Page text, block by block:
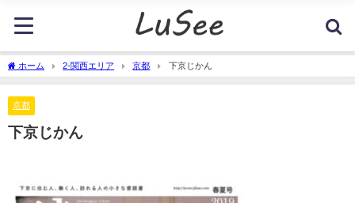
ホーム 2-関西エリア 京都 下京じかん
京都
下京じかん